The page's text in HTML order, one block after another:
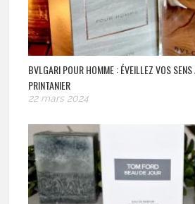
BVLGARI POUR HOMME : ÉVEILLEZ VOS
PRINTANIER
22 mars 2024